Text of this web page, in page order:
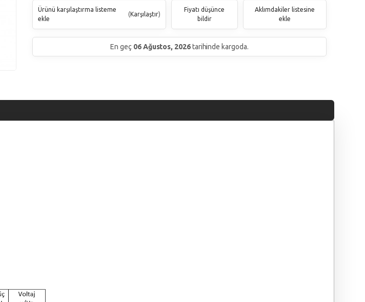
Ürünü karşılaştırma listeme
ekle
(Karşılaştır)
Fiyatı düşünce
bildir
Aklımdakiler listesine
ekle
En geç 06 Ağustos, 2026tarihinde kargoda.